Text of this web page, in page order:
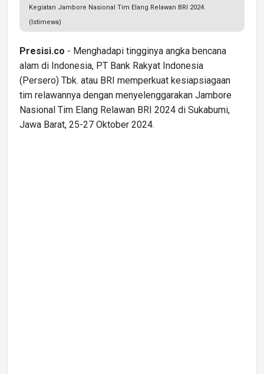
Kegiatan Jambore Nasional Tim Elang Relawan BRI 2024.
(Istimewa)
Presisi.co - Menghadapi tingginya angka bencana
alam di Indonesia, PT Bank Rakyat Indonesia
(Persero) Tbk. atau BRI memperkuat kesiapsiagaan
tim relawannya dengan menyelenggarakan Jambore
Nasional Tim Elang Relawan BRI 2024 di Sukabumi,
Jawa Barat, 25-27 Oktober 2024.